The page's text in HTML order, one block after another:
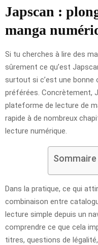
Japscan :
manga
Si tu cherches à lire des
sûrement ce qu’est
surtout si c’est une
préférées. Concrètement,
plateforme de lecture de
rapide à de nombreux
lecture numérique.
Dans la pratique, ce qui
combinaison entre
lecture simple depuis un
comprendre ce que cela
titres, questions de